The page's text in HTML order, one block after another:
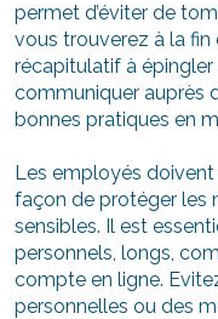
permet d’éviter de
vous trouverez à la
récapitulatif à
communiquer auprès
bonnes pratiques en
Les employés
façon de protéger les
sensibles. Il est
personnels, longs,
compte en ligne.
personnelles ou des